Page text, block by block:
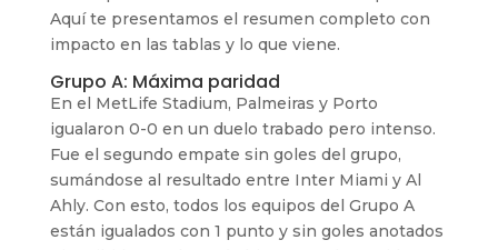
Aquí te presentamos el resumen completo con
impacto en las tablas y lo que viene.
Grupo A: Máxima paridad
En el MetLife Stadium, Palmeiras y Porto
igualaron 0-0 en un duelo trabado pero intenso.
Fue el segundo empate sin goles del grupo,
sumándose al resultado entre Inter Miami y Al
Ahly. Con esto, todos los equipos del Grupo A
están igualados con 1 punto y sin goles anotados